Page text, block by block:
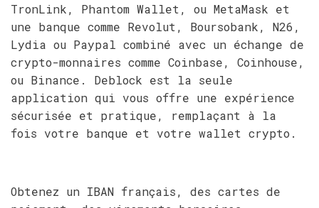
TronLink, Phantom Wallet, ou MetaMask et
une banque comme Revolut, Boursobank, N26,
Lydia ou Paypal combiné avec un échange de
crypto-monnaires comme Coinbase, Coinhouse,
ou Binance. Deblock est la seule
application qui vous offre une expérience
sécurisée et pratique, remplaçant à la
fois votre banque et votre wallet crypto.
Obtenez un IBAN français, des cartes de